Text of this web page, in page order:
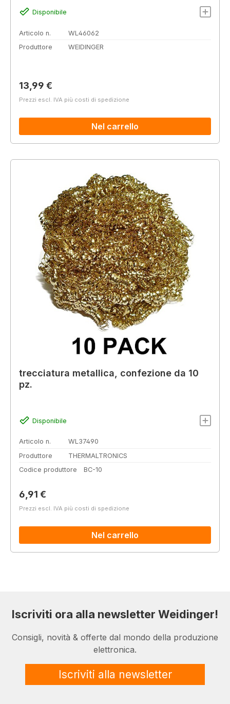
Disponibile
Articolo n.
WL46062
Produttore
WEIDINGER
Prezzo normale:
13,99 €
Prezzi escl. IVA più costi di spedizione
Nel carrello
trecciatura metallica, confezione da 10
pz.
Disponibile
Articolo n.
WL37490
Produttore
THERMALTRONICS
Codice produttore
BC-10
Prezzo normale:
6,91 €
Prezzi escl. IVA più costi di spedizione
Nel carrello
Iscriviti ora alla newsletter Weidinger!
Consigli, novità & offerte dal mondo della produzione
elettronica.
Iscriviti alla newsletter